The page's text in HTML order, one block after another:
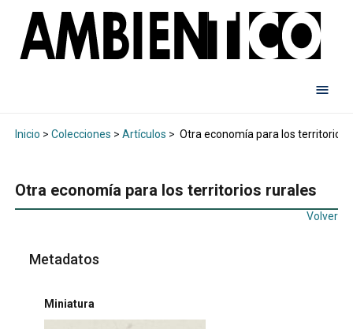
Inicio > Colecciones > Artículos > Otra economía para los territorios
Otra economía para los territorios rurales
Volver
Metadatos
Miniatura